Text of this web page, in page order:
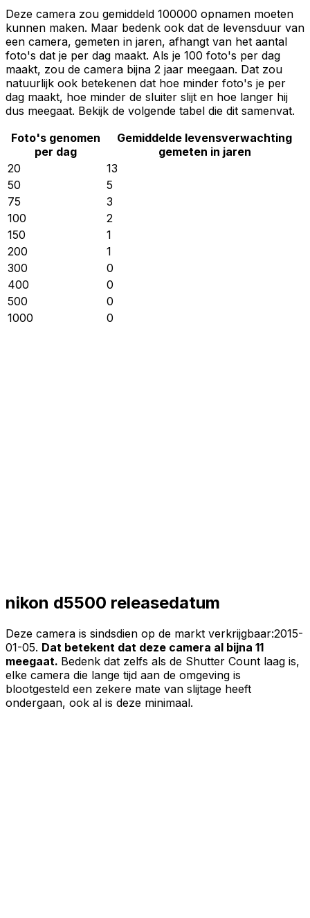
Deze camera zou gemiddeld 100000 opnamen moeten
kunnen maken. Maar bedenk ook dat de levensduur van
een camera, gemeten in jaren, afhangt van het aantal
foto's dat je per dag maakt. Als je 100 foto's per dag
maakt, zou de camera bijna 2 jaar meegaan. Dat zou
natuurlijk ook betekenen dat hoe minder foto's je per
dag maakt, hoe minder de sluiter slijt en hoe langer hij
dus meegaat. Bekijk de volgende tabel die dit samenvat.
Foto's genomen
per dag
Gemiddelde levensverwachting
gemeten in jaren
20
13
50
5
75
3
100
2
150
1
200
1
300
0
400
0
500
0
1000
0
nikon d5500 releasedatum
Deze camera is sindsdien op de markt verkrijgbaar:2015-
01-05. Dat betekent dat deze camera al bijna 11
meegaat. Bedenk dat zelfs als de Shutter Count laag is,
elke camera die lange tijd aan de omgeving is
blootgesteld een zekere mate van slijtage heeft
ondergaan, ook al is deze minimaal.